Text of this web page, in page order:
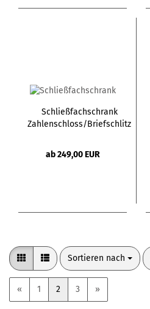
Schließfachschrank
Zahlenschloss/Briefschlitz
ab 249,00 EUR
Sortieren nach
Sortieren nach
« 1 2 3 »